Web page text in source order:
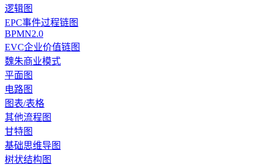
逻辑图
EPC事件过程链图
BPMN2.0
EVC企业价值链图
魏朱商业模式
平面图
电路图
图表/表格
其他流程图
甘特图
基础思维导图
树状结构图